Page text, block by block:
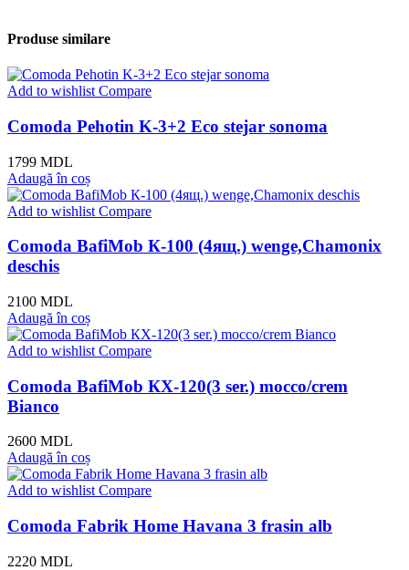
Produse similare
Add to wishlist Compare
Comoda Pehotin K-3+2 Eco stejar sonoma
1799 MDL
Adaugă în coș
Add to wishlist Compare
Comoda BafiMob К-100 (4ящ.) wenge,Chamonix
deschis
2100 MDL
Adaugă în coș
Add to wishlist Compare
Comoda BafiMob КХ-120(3 ser.) mocco/crem
Bianco
2600 MDL
Adaugă în coș
Add to wishlistCompare
Comoda Fabrik Home Havana 3 frasin alb
2220 MDL